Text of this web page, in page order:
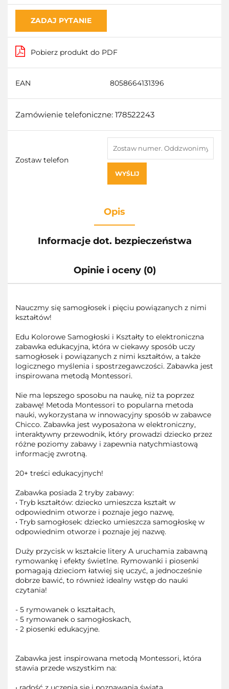
ZADAJ PYTANIE
Pobierz produkt do PDF
EAN 8058664131396
Zamówienie telefoniczne: 178522243
Zostaw telefon
WYŚLIJ
Opis
Informacje dot. bezpieczeństwa
Opinie i oceny (0)
Nauczmy się samogłosek i pięciu powiązanych z nimi
kształtów!
Edu Kolorowe Samogłoski i Kształty to elektroniczna
zabawka edukacyjna, która w ciekawy sposób uczy
samogłosek i powiązanych z nimi kształtów, a także
logicznego myślenia i spostrzegawczości. Zabawka jest
inspirowana metodą Montessori.
Nie ma lepszego sposobu na naukę, niż ta poprzez
zabawę! Metoda Montessori to popularna metoda
nauki, wykorzystana w innowacyjny sposób w zabawce
Chicco. Zabawka jest wyposażona w elektroniczny,
interaktywny przewodnik, który prowadzi dziecko przez
różne poziomy zabawy i zapewnia natychmiastową
informację zwrotną.
20+ treści edukacyjnych!
Zabawka posiada 2 tryby zabawy:
• Tryb kształtów: dziecko umieszcza kształt w
odpowiednim otworze i poznaje jego nazwę,
• Tryb samogłosek: dziecko umieszcza samogłoskę w
odpowiednim otworze i poznaje jej nazwę.
Duży przycisk w kształcie litery A uruchamia zabawną
rymowankę i efekty świetlne. Rymowanki i piosenki
pomagają dzieciom łatwiej się uczyć, a jednocześnie
dobrze bawić, to również idealny wstęp do nauki
czytania!
- 5 rymowanek o kształtach,
- 5 rymowanek o samogłoskach,
- 2 piosenki edukacyjne.
Zabawka jest inspirowana metodą Montessori, która
stawia przede wszystkim na: